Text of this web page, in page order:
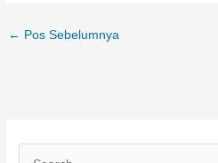
← Pos Sebelumnya